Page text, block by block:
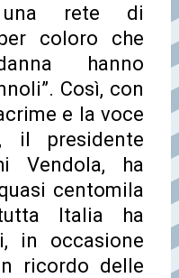
una rete di
coloro che
hanno
Così, con
e la voce
il presidente
Vendola, ha
centomila
Italia ha
in occasione
ricordo delle